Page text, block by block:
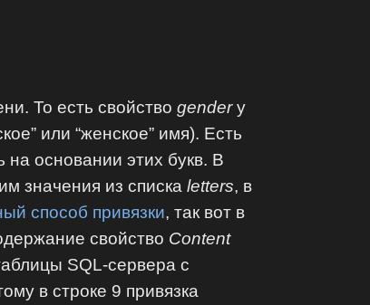
То есть свойствоgenderу
или “женское” имя). Есть
на основании этих букв. В
значения из спискаletters, в
способ привязки, так вот в
свойство Content
SQL-сервера с
в строке 9 привязка